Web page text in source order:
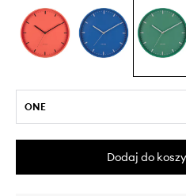
ONE
Dodaj do